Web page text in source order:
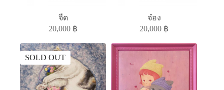
จืด
20,000 ฿
จ๋อง
20,000 ฿
SOLD OUT